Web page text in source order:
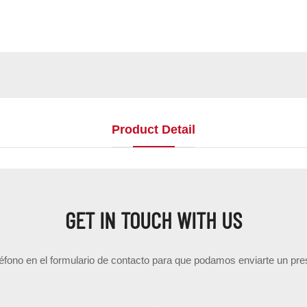
Product Detail
GET IN TOUCH WITH US
en el formulario de contacto para que podamos enviarte un